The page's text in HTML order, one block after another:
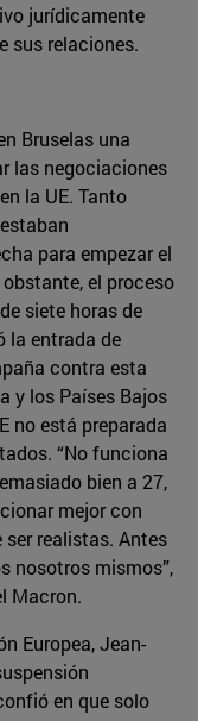
jurídicamente
sus relaciones.
Bruselas una
las negociaciones
la UE. Tanto
para empezar el
el proceso
siete horas de
la entrada de
contra esta
y los Países Bajos
no está preparada
“No funciona
bien a 27,
mejor con
realistas. Antes
nosotros mismos”,
Macron.
Europea, Jean-
en que solo